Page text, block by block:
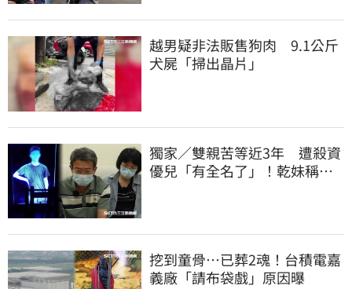
越男疑非法販售狗肉 9.1公斤
犬屍「掃出晶片」
獨家／雙親苦等近3年 遭殺資
優兒「有全名了」！乾妹稱賠
挖到童骨…已葬2魂！台積電嘉
義廠「請布袋戲」原因曝